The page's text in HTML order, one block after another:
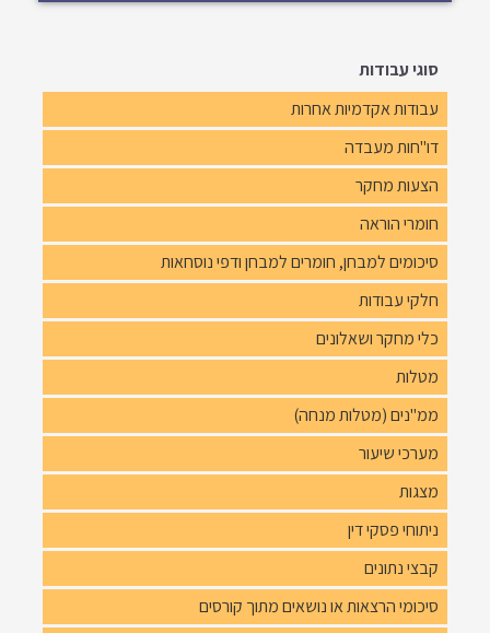
סוגי עבודות
עבודות אקדמיות אחרות
דו"חות מעבדה
הצעות מחקר
חומרי הוראה
סיכומים למבחן, חומרים למבחן ודפי נוסחאות
חלקי עבודות
כלי מחקר ושאלונים
מטלות
ממ"נים (מטלות מנחה)
מערכי שיעור
מצגות
ניתוחי פסקי דין
קבצי נתונים
סיכומי הרצאות או נושאים מתוך קורסים